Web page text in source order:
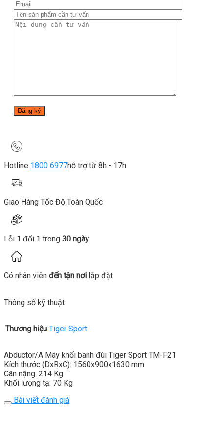
Hotline 1800 6977hỗ trợ từ 8h - 17h
Giao Hàng Tốc Độ Toàn Quốc
Lỗi 1 đổi 1 trong 30 ngày
Có nhân viên đến tận nơi lắp đặt
Thông số kỹ thuật
Thương hiệu Tiger Sport
Abductor/A Máy khối banh đùi Tiger Sport TM-F21
Kích thước (DxRxC): 1560x900x1630 mm
Cân nặng: 214 Kg
Khối lượng tạ: 70 Kg
Bài viết đánh giá